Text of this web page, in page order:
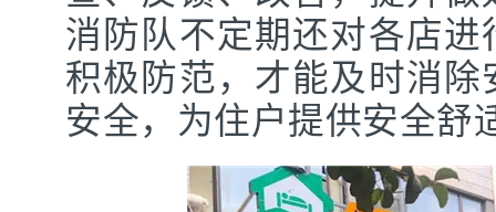
消防队不定期还对各店
积极防范，才能及时消
安全，为住户提供安全舒